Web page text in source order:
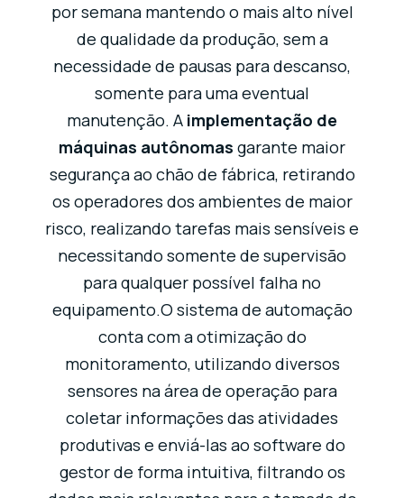
por semana mantendo o mais alto nível
de qualidade da produção, sem a
necessidade de pausas para descanso,
somente para uma eventual
manutenção. A implementação de
máquinas autônomas garante maior
segurança ao chão de fábrica, retirando
os operadores dos ambientes de maior
risco, realizando tarefas mais sensíveis e
necessitando somente de supervisão
para qualquer possível falha no
equipamento.O sistema de automação
conta com a otimização do
monitoramento, utilizando diversos
sensores na área de operação para
coletar informações das atividades
produtivas e enviá-las ao software do
gestor de forma intuitiva, filtrando os